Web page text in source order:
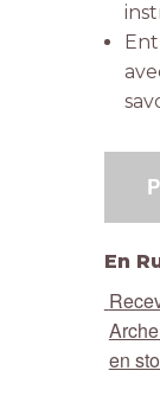
En
en